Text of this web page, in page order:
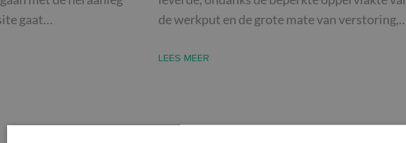
gaat…
de werkput en de grote mate van
LEES MEER